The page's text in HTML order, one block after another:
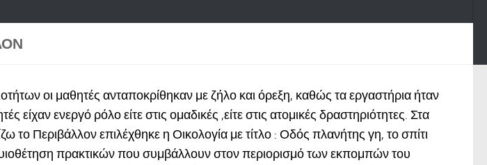
οι μαθητές ανταποκρίθηκαν με ζήλο και όρεξη, καθώς τα εργαστήρια ήταν
είχαν ενεργό ρόλο είτε στις ομαδικές ,είτε στις ατομικές δραστηριότητες. Στα
το Περιβάλλον επιλέχθηκε η Οικολογία με τίτλο : Οδός πλανήτης γη, το σπίτι
πρακτικών που συμβάλλουν στον περιορισμό των εκπομπών του